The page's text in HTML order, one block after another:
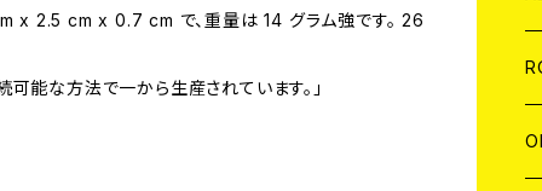
x 2.5 cm x 0.7 cm で、重量は 14 グラム強です。 26
能な方法で一から生産されています。」
CD
CD